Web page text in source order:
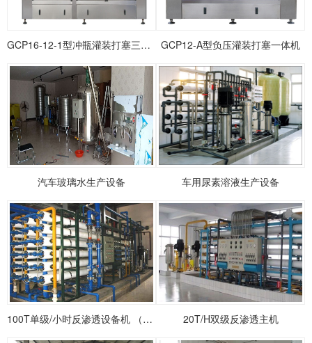
GCP16-12-1型冲瓶灌装打塞三联机 GCP12-A型负压灌装打塞一体机
汽车玻璃水生产设备 车用尿素溶液生产设备
100T单级/小时反渗透设备机 （标配） 20T/H双级反渗透主机